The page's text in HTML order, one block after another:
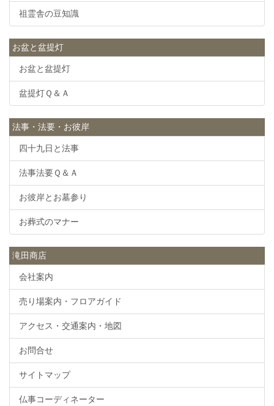
祖霊舎の豆知識
お盆と盆提灯
お盆と盆提灯
盆提灯Ｑ＆Ａ
法事・法要・お彼岸
四十九日と法事
法事法要Ｑ＆Ａ
お彼岸とお墓参り
お葬式のマナー
滝田商店
会社案内
売り場案内・フロアガイド
アクセス・交通案内・地図
お問合せ
サイトマップ
仏事コーディネーター